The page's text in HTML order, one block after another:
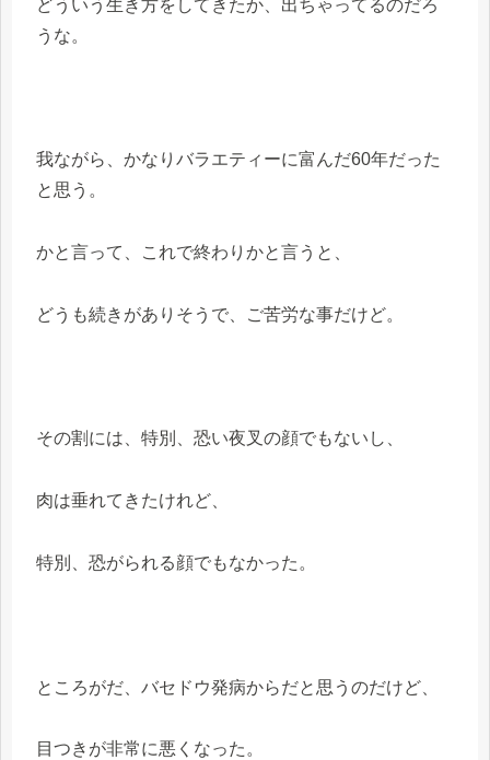
どういう生き方をしてきたか、出ちゃってるのだろ
うな。
我ながら、かなりバラエティーに富んだ60年だった
と思う。
かと言って、これで終わりかと言うと、
どうも続きがありそうで、ご苦労な事だけど。
その割には、特別、恐い夜叉の顔でもないし、
肉は垂れてきたけれど、
特別、恐がられる顔でもなかった。
ところがだ、バセドウ発病からだと思うのだけど、
目つきが非常に悪くなった。